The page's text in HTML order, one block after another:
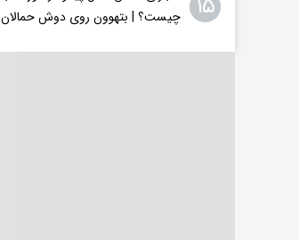
چیست؟ | بتهوون روی دوش حمالان